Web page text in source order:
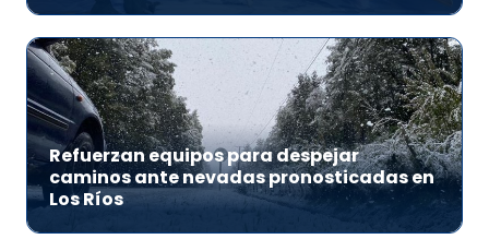
Refuerzan equipos para despejar
caminos ante nevadas pronosticadas en
Los Ríos